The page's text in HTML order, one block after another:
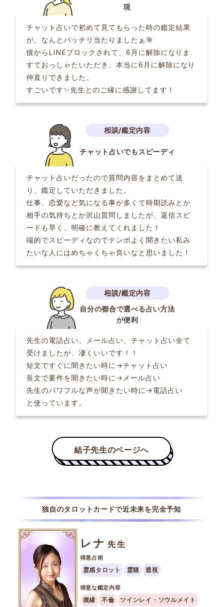
現
チャット占いで初めて見てもらった時の鑑定結果
が、なんとバッチリ当たりましたぁ🎯
彼からLINEブロックされて、6月に解除になりま
すておっしゃたいただき、本当に6月に解除になり
仲直りできました。
すごいです✨先生とのご縁に感謝してます！
チャット占いでもスピーディ
チャット占いだったので質問内容をまとめて送
り、鑑定していただきました。
仕事、恋愛など気になる事が多くて時期読みとか
相手の気持ちとか沢山質問しましたが、返信スピ
ードも早く、明確に教えてくれました！
端的でスピーディなのでテンポよく聞きたい私み
たいな人にはめちゃくちゃ良いなと思いました！
自分の都合で選べる占い方法
が便利
先生の電話占い、メール占い、チャット占い全て
受けましたが、凄くいいです！！
短文ですぐに聞きたい時に→チャット占い
長文で要件を聞きたい時に→メール占い
先生のパワフルな声が聞きたい時に→電話占い
と使っています。
独自のタロットカードで近未来を完全予知
レナ 先生
得意占術
霊感タロット 霊聴 透視
得意な鑑定内容
復縁 不倫 ツインレイ・ソウルメイト